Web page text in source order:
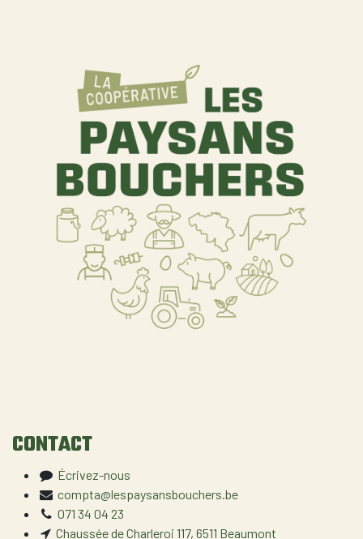
CONTACT
Écrivez-nous
compta@lespaysansbouchers.be
071 34 04 23
Chaussée de Charleroi 117, 6511 Beaumont